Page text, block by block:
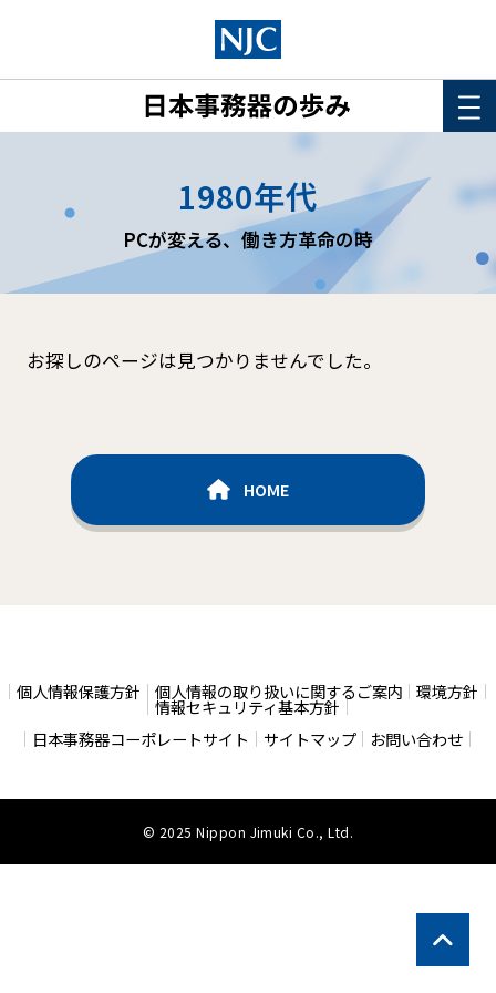
このサイトについて
年表
詳細検索
1980年代
PCが変える、働き方革命の時
お探しのページは見つかりませんでした。
HOME
個人情報保護方針 個人情報の取り扱いに関するご案内 環境方針
情報セキュリティ基本方針
日本事務器コーポレートサイト
サイトマップ お問い合わせ
© 2025 Nippon Jimuki Co., Ltd.